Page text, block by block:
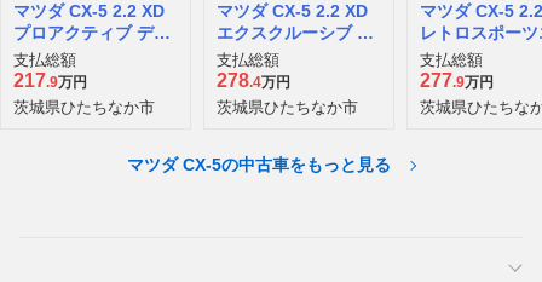
マツダ CX-5 2.2 XD
プロアクティブ ディ
ーゼルターボ
支払総額
217.9万円
茨城県ひたちなか市
マツダ CX-5 2.2 XD
エクスクルーシブ モ
ード ディーゼルター
ボ
支払総額
278.4万円
茨城県ひたちなか市
マツダ CX-5
レトロスポー
ィション ディ
ターボ 4WD
支払総額
277.9万円
茨城県ひたちな
マツダ CX-5の中古車をもっと見る